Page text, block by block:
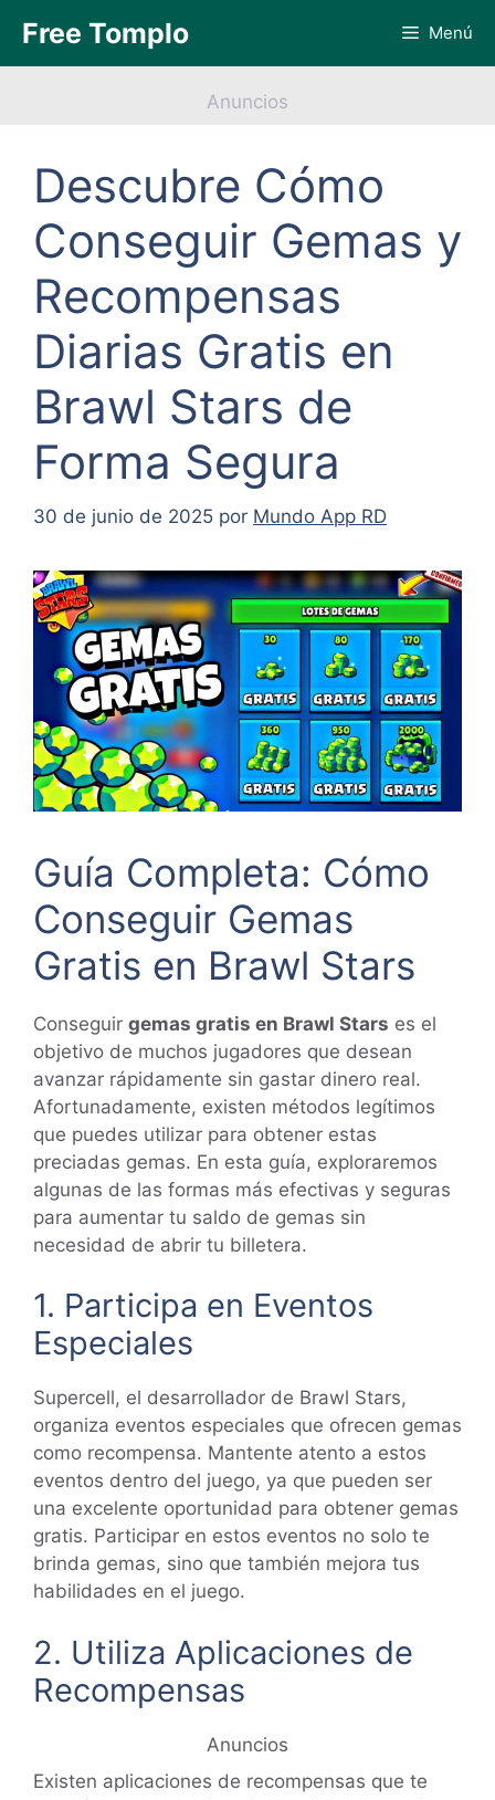
contenido
Free Tomplo Menú
Anuncios
Descubre Cómo
Conseguir Gemas y
Recompensas
Diarias Gratis en
Brawl Stars de
Forma Segura
30 de junio de 2025 por Mundo App RD
Guía Completa: Cómo
Conseguir Gemas
Gratis en Brawl Stars
Conseguir gemas gratis en Brawl Stars es el
objetivo de muchos jugadores que desean
avanzar rápidamente sin gastar dinero real.
Afortunadamente, existen métodos legítimos
que puedes utilizar para obtener estas
preciadas gemas. En esta guía, exploraremos
algunas de las formas más efectivas y seguras
para aumentar tu saldo de gemas sin
necesidad de abrir tu billetera.
1. Participa en Eventos
Especiales
Supercell, el desarrollador de Brawl Stars,
organiza eventos especiales que ofrecen gemas
como recompensa. Mantente atento a estos
eventos dentro del juego, ya que pueden ser
una excelente oportunidad para obtener gemas
gratis. Participar en estos eventos no solo te
brinda gemas, sino que también mejora tus
habilidades en el juego.
2. Utiliza Aplicaciones de
Recompensas
Anuncios
Existen aplicaciones de recompensas que te